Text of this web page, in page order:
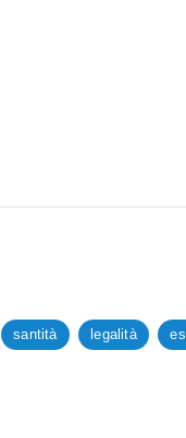
santità legalità